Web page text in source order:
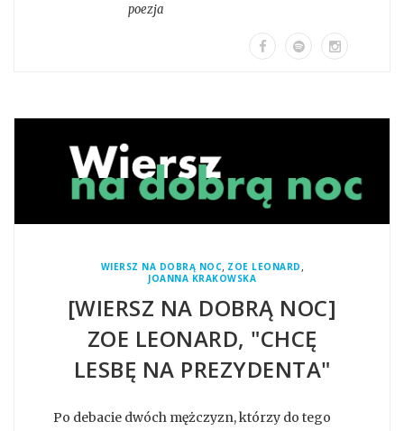
poezja
WIERSZ NA DOBRĄ NOC, ZOE LEONARD ,
JOANNA KRAKOWSKA
[WIERSZ NA DOBRĄ NOC]
ZOE LEONARD, "CHCĘ
LESBĘ NA PREZYDENTA"
Po debacie dwóch mężczyzn, którzy do tego